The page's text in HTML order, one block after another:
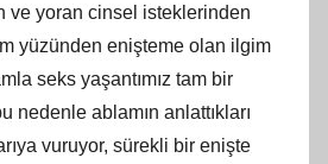
ve yoran cinsel isteklerinden
yüzünden enişteme olan ilgim
seks yaşantımız tam bir
nedenle ablamın anlattıkları
vuruyor, sürekli bir enişte